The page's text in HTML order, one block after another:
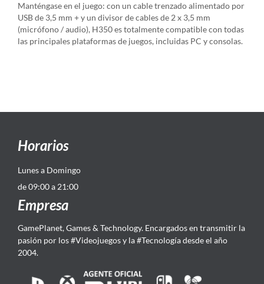
Manténgase en el juego: con un cable trenzado alimentado por
USB de 3,5 mm + y un divisor de cables de 2 x 3,5 mm
(micrófono / audio), H350 es totalmente compatible con todas
las principales plataformas de juegos, incluidas PC y consolas.
Horarios
Lunes a Domingo
de 09:00 a 21:00
Empresa
GamePlanet, Games & Technology. Encargados en transmitir la
pasión por los #Videojuegos y la #Tecnología desde el año
2004.